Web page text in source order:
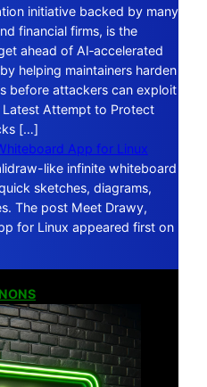
initiative backed by many
financial firms, is the
ahead of AI‑accelerated
helping maintainers harden
before attackers can exploit
Attempt to Protect
[…]
App for Linux
like infinite whiteboard
sketches, diagrams,
The post Meet Drawy,
for Linux appeared first on